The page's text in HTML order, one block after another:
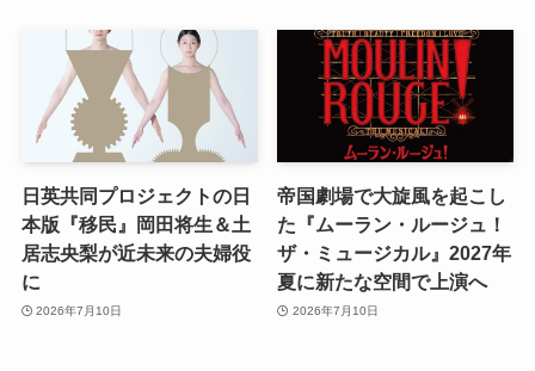
日英共同プロジェクトの日
本版『移民』岡田将生＆土
居志央梨が近未来の夫婦役
に
2026年7月10日
帝国劇場で大旋風を起こし
た『ムーラン・ルージュ！
ザ・ミュージカル』2027年
夏に新たな空間で上演へ
2026年7月10日